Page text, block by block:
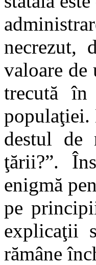
valoare de
trecută
populaţiei.
destul de
ţării?”.
enigmă
pe
explicaţii
rămâne